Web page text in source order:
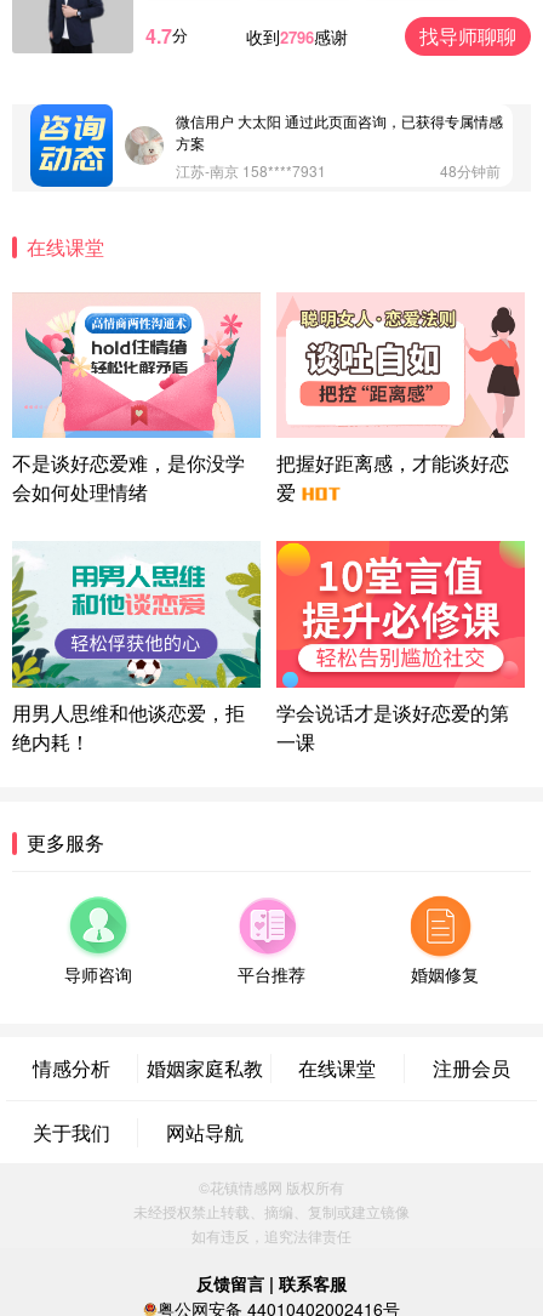
4.7分 收到2796感谢 找导师聊聊
微信用户 Vnno 通过此页面咨询，已获得专属情感方
微信用户 大太阳 通过此页面咨询，已获得专属情感
方案
江苏-南京 158****7931
48分钟前
情感方案
北京-朝阳 151****3189
22分钟前
微信用户 巧?媚儿 通过此页面咨询，已获得专属情感
方案
上海-浦东 177****9074
56分钟前
微信用户 Liberty 通过此页面咨询，已获得专属情感
方案
广东-广州 188****5632
湖北-武汉 135****7410
41分钟前
微信用户 困困魚? 通过此页面咨询，已获得专属情感
方案
陕西-西安 139****6283
3分钟前
情感方案
浙江-宁波 150****8921
福建-厦门 159****4462
53分钟前
微信用户 凌乱小羊 通过此页面咨询，已获得专属情
辽宁-大连 176****2843
39分钟前
属情感方案
微信用户 墨笙 通过此页面咨询，已获得专属情感方
案
江苏-苏州 188****5187
微信用户 谢思明 通过此页面咨询，已获得专属情感
方案
在线课堂
不是谈好恋爱难，是你没学
会如何处理情绪
把握好距离感，才能谈好恋
爱
用男人思维和他谈恋爱，拒
绝内耗！
学会说话才是谈好恋爱的第
一课
更多服务
导师咨询 平台推荐 婚姻修复
情感分析 婚姻家庭私教 在线课堂 注册会员
关于我们 网站导航
©花镇情感网 版权所有
未经授权禁止转载、摘编、复制或建立镜像
如有违反，追究法律责任
反馈留言 | 联系客服
粤公网安备 44010402002416号